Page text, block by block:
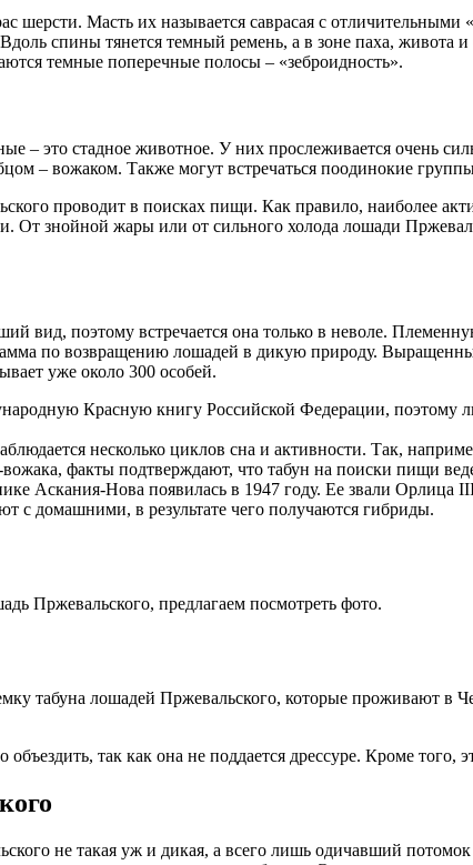
шерсти. Масть их называется саврасая с
спины тянется темный ремень, а в зоне паха, живота
темные поперечные полосы – «зеброидность».
– это стадное животное. У них прослеживается очень
– вожаком. Также могут встречаться поодинокие
проводит в поисках пищи. Как правило, наиболее
От знойной жары или от сильного холода лошади
вид, поэтому встречается она только в неволе.
по возвращению лошадей в дикую природу.
уже около 300 особей.
Красную книгу Российской Федерации, поэтому
несколько циклов сна и активности. Так,
факты подтверждают, что табун на поиски пищи
Аскания-Нова появилась в 1947 году. Ее звали Орлица
с домашними, в результате чего получаются гибриды.
Пржевальского, предлагаем посмотреть фото.
табуна лошадей Пржевальского, которые проживают
так как она не поддается дрессуре. Кроме
не такая уж и дикая, а всего лишь одичавший